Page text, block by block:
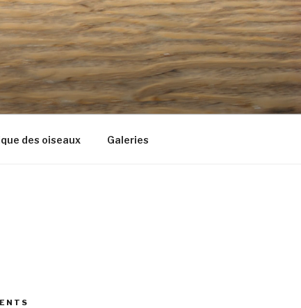
des oiseaux Galeries